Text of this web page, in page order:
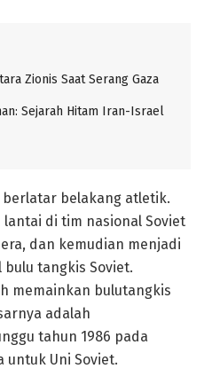
Zionis Saat Serang Gaza
Sejarah Hitam Iran-Israel
berlatar belakang atletik.
di tim nasional Soviet
dan kemudian menjadi
tangkis Soviet.
memainkan bulutangkis
adalah
tahun 1986 pada
untuk Uni Soviet.